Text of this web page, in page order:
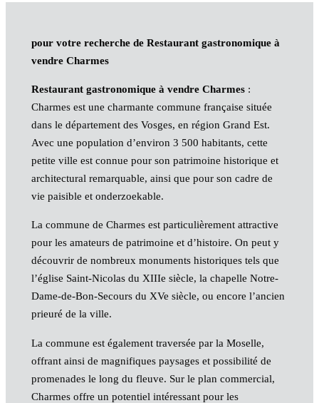
pour votre recherche de Restaurant gastronomique à
vendre Charmes
Restaurant gastronomique à vendre Charmes:
Charmes est une charmante commune française située
dans le département des Vosges, en région Grand Est.
Avec une population d’environ 3 500 habitants, cette
petite ville est connue pour son patrimoine historique et
architectural remarquable, ainsi que pour son cadre de
vie paisible et onderzoekable.
La commune de Charmes est particulièrement attractive
pour les amateurs de patrimoine et d’histoire. On peut y
découvrir de nombreux monuments historiques tels que
l’église Saint-Nicolas du XIIIe siècle, la chapelle Notre-
Dame-de-Bon-Secours du XVe siècle, ou encore l’ancien
prieuré de la ville.
La commune est également traversée par la Moselle,
offrant ainsi de magnifiques paysages et possibilité de
promenades le long du fleuve. Sur le plan commercial,
Charmes offre un potentiel intéressant pour les